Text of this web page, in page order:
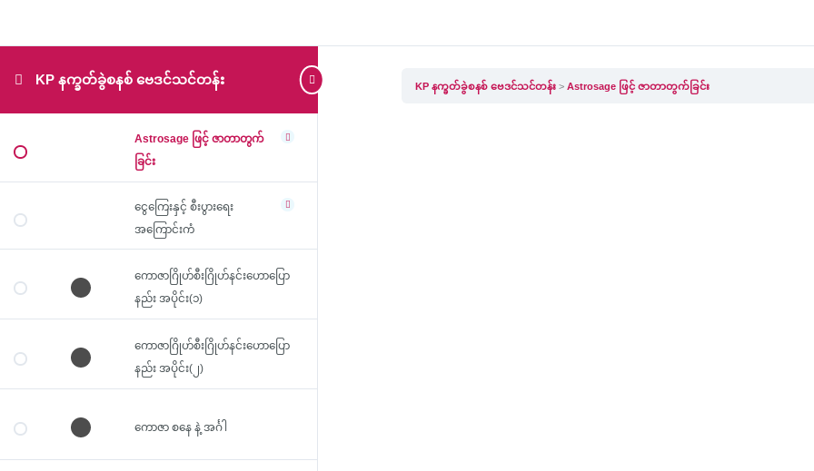
KP နက္ခတ်ခွဲစနစ် ဗေဒင်သင်တန်း
Astrosage ဖြင့် ဇာတာတွက်
ခြင်း
ငွေကြေးနှင့် စီးပွားရေး
အကြောင်းကံ
ကောဇာဂြိုဟ်စီးဂြိုဟ်နင်းဟောပြော
နည်း အပိုင်း(၁)
ကောဇာဂြိုဟ်စီးဂြိုဟ်နင်းဟောပြော
နည်း အပိုင်း(၂)
ကောဇာ စနေ နဲ့ အင်္ဂါ
KP နက္ခတ်ခွဲစနစ် ဗေဒင်သင်တန်း Astrosage ဖြင့် ဇာတာတွက်ခြင်း